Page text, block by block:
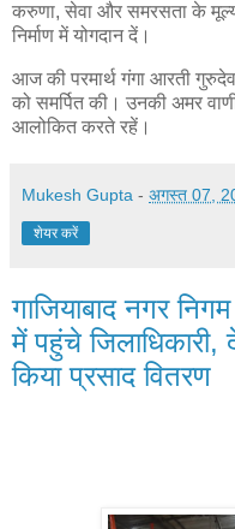
करुणा, सेवा और समरसता के
निर्माण में योगदान दें।
आज की परमार्थ गंगा आरती गुरुदेव
को समर्पित की। उनकी अमर
आलोकित करते रहें।
Mukesh Gupta - अगस्त 07,
शेयर करें
गाजियाबाद नगर
में पहुंचे जिलाधिकारी,
किया प्रसाद वितरण